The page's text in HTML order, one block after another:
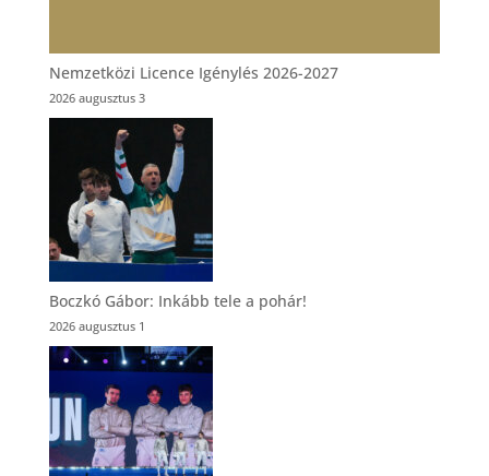
Nemzetközi Licence Igénylés 2026-2027
2026 augusztus 3
Boczkó Gábor: Inkább tele a pohár!
2026 augusztus 1